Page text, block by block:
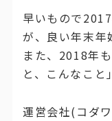
早いもので
が、良い年末年
また、2018年
と、こんなこと
運営会社(コダ